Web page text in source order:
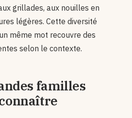
grillades, aux nouilles en
légères. Cette diversité
même mot recouvre des
selon le contexte.
familles